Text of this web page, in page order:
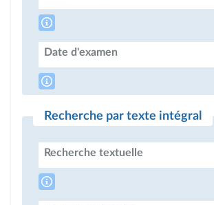
Date d'examen
Recherche par texte intégral
Recherche textuelle